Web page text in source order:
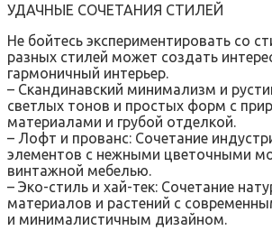
УДАЧНЫЕ СОЧЕТАНИЯ СТИЛЕЙ
Не бойтесь экспериментировать со
разных стилей может создать
гармоничный интерьер.
– Скандинавский минимализм и
светлых тонов и простых форм с
материалами и грубой отделкой.
– Лофт и прованс: Сочетание
элементов с нежными цветочными
винтажной мебелью.
– Эко-стиль и хай-тек: Сочетание
материалов и растений с
и минималистичным дизайном.